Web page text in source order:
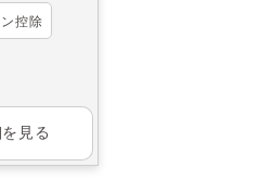
控除
見る